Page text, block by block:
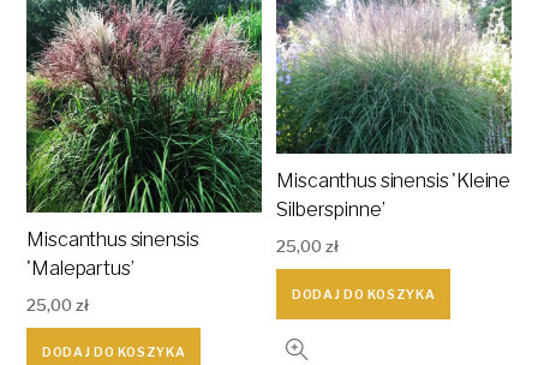
Miscanthus sinensis
'Malepartus’
25,00zł
DODAJ DO KOSZYKA
Miscanthus sinensis 'Kleine
Silberspinne’
25,00zł
DODAJ DO KOSZYKA